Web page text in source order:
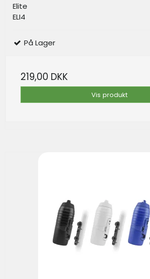
Elite
ELI4
På Lager
219,00 DKK
Vis produkt